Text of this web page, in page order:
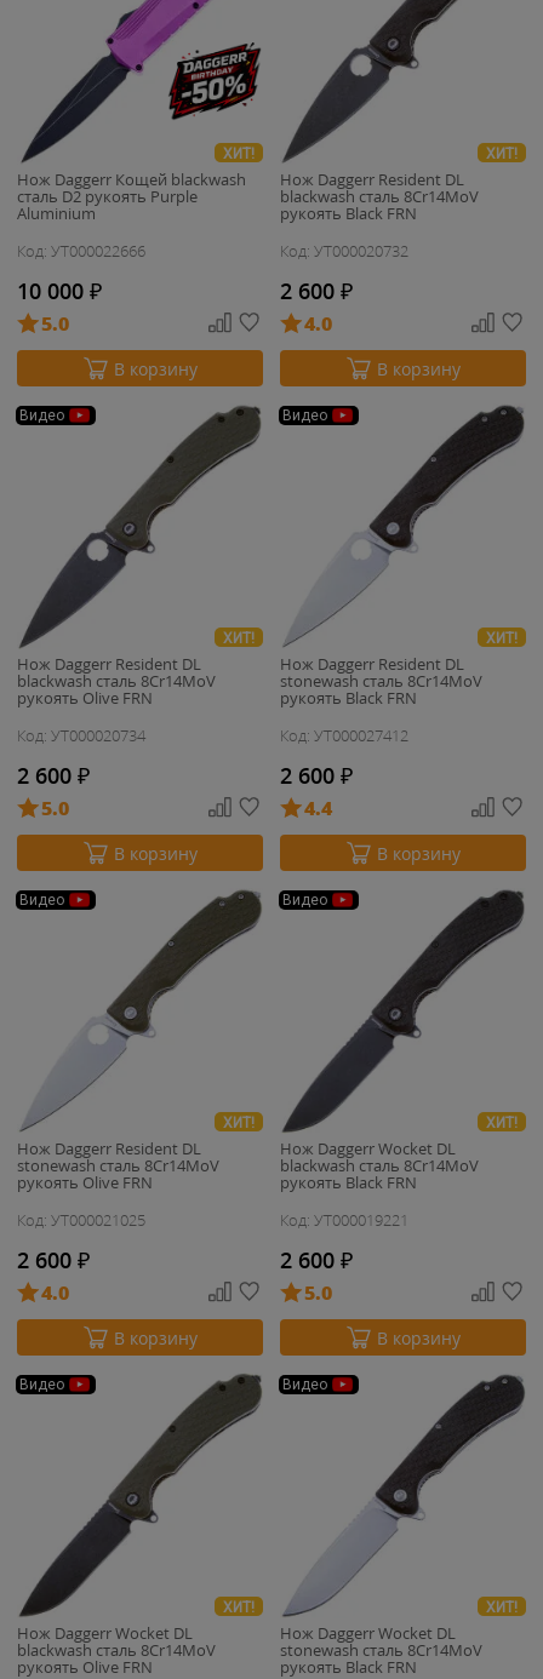
ХИТ!
Нож Daggerr Кощей blackwash
сталь D2 рукоять Purple
Aluminium
Код: УТ000022666
10 000 ₽
5.0
В корзину
ХИТ!
Нож Daggerr Resident DL
blackwash сталь 8Cr14MoV
рукоять Black FRN
Код: УТ000020732
2 600 ₽
4.0
В корзину
Видео
ХИТ!
Нож Daggerr Resident DL
blackwash сталь 8Cr14MoV
рукоять Olive FRN
Код: УТ000020734
2 600 ₽
5.0
В корзину
Видео
ХИТ!
Нож Daggerr Resident DL
stonewash сталь 8Cr14MoV
рукоять Black FRN
Код: УТ000027412
2 600 ₽
4.4
В корзину
Видео
ХИТ!
Нож Daggerr Resident DL
stonewash сталь 8Cr14MoV
рукоять Olive FRN
Код: УТ000021025
2 600 ₽
4.0
В корзину
Видео
ХИТ!
Нож Daggerr Wocket DL
blackwash сталь 8Cr14MoV
рукоять Black FRN
Код: УТ000019221
2 600 ₽
5.0
В корзину
Видео
ХИТ!
Нож Daggerr Wocket DL
blackwash сталь 8Cr14MoV
рукоять Olive FRN
Видео
ХИТ!
Нож Daggerr Wocket DL
stonewash сталь 8Cr14MoV
рукоять Black FRN